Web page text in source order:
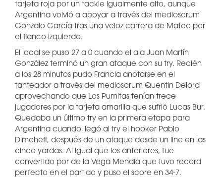
tarjeta roja por un tackle igualmente alto, aunque
Argentina volvió a apoyar a través del medioscrum
Gonzalo García tras una veloz carrera de Mateo por
el flanco izquierdo.
El local se puso 27 a 0 cuando el ala Juan Martín
González terminó un gran ataque con su try. Recién
a los 28 minutos pudo Francia anotarse en el
tanteador a través del medioscrum Quentin Delord
aprovechando que Los Pumitas tenían trece
jugadores por la tarjeta amarilla que sufrió Lucas Bur.
Quedaba un último try en la primera etapa para
Argentina cuando llegó al try el hooker Pablo
Dimcheff, después de un ataque desde un line en las
cinco yardas. Al igual que los anteriores, fue
convertido por de la Vega Mendia que tuvo record
perfecto en el partido y puso el score en 34-7.